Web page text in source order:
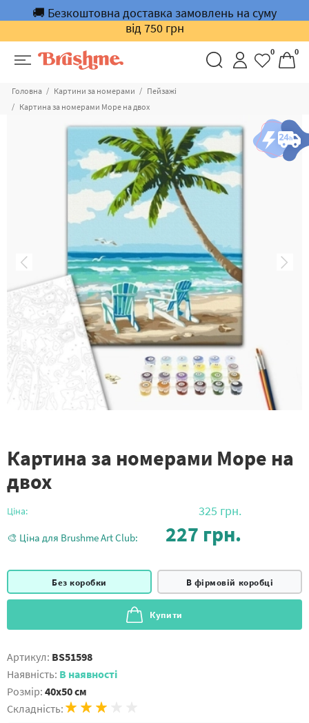
🚚 Безкоштовна доставка замовлень на суму
від 750 грн
0 0
Головна Картини за номерами
Пейзажі
Картина за номерами Море на двох
Картина за номерами Море на
двох
Ціна: 325 грн.
🎨 Ціна для Brushme Art Club: 227 грн.
Без коробки В фірмовій коробці
Купити
Артикул: BS51598
Наявність: В наявності
Розмір: 40x50 см
Складність: